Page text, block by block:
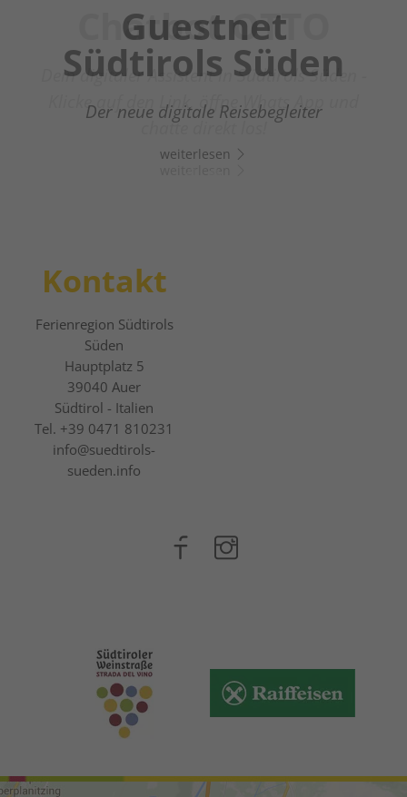
Chatbot OTTO
Dein digitaler Assistent in Südtirols Süden -
Klicke auf den Link, öffne Whats App und
chatte direkt los!
Guestnet
Südtirols Süden
Der neue digitale Reisebegleiter
weiterlesen
Kontakt
Ferienregion Südtirols
Süden
Hauptplatz 5
39040 Auer
Südtirol - Italien
Tel. +39 0471 810231
info@suedtirols-
sueden.info